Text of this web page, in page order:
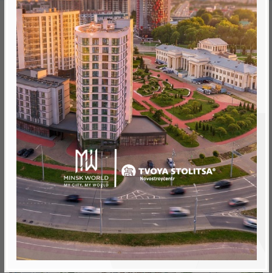
23.6 "Екатеринбург", квартал
"Евразия"
от 277 443.0 BYN (94 807 USD)
Минск, Октябрьский, Ул. Белградская
метро «Ковальская Слобода», 566 м